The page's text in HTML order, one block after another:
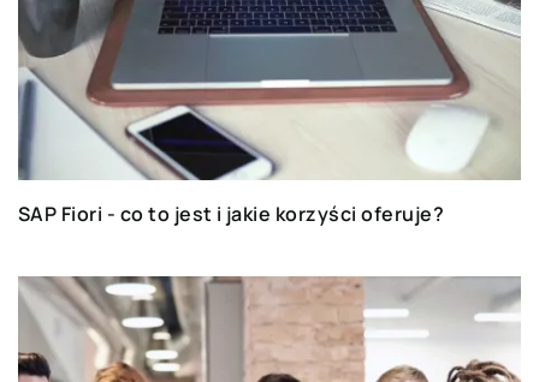
SAP Fiori - co to jest i jakie korzyści oferuje?